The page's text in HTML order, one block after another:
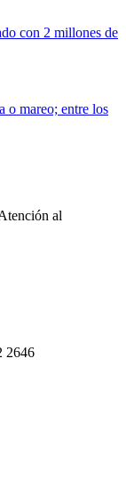
con 2 millones de
o mareo; entre los
al
2646